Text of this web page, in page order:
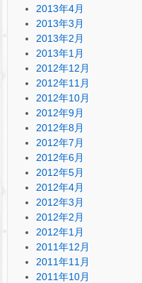
2013年4月
2013年3月
2013年2月
2013年1月
2012年12月
2012年11月
2012年10月
2012年9月
2012年8月
2012年7月
2012年6月
2012年5月
2012年4月
2012年3月
2012年2月
2012年1月
2011年12月
2011年11月
2011年10月